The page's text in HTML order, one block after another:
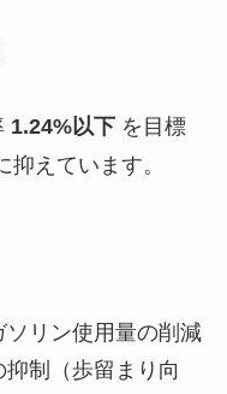
1.24%以下を目標
えています。
リン使用量の削減
制（歩留まり向